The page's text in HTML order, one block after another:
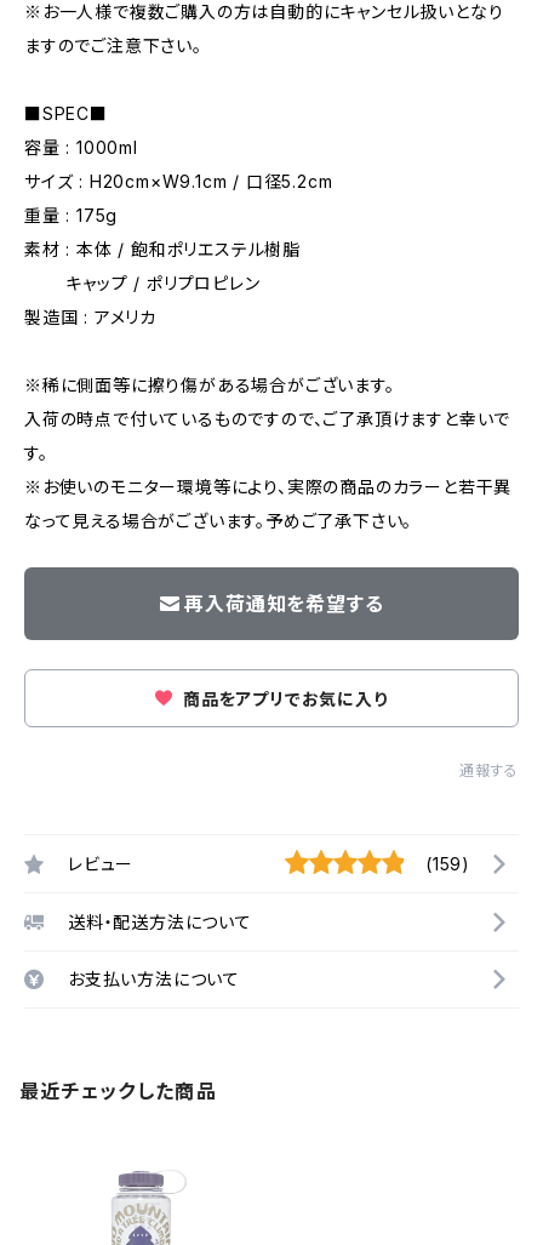
※お一人様で複数ご購入の方は自動的にキャンセル扱いとなり
ますのでご注意下さい。
■SPEC■
容量 : 1000ml
サイズ : H20cm×W9.1cm / 口径5.2cm
重量 : 175g
素材 : 本体 / 飽和ポリエステル樹脂
キャップ / ポリプロピレン
製造国 : アメリカ
※稀に側面等に擦り傷がある場合がございます。
入荷の時点で付いているものですので、ご了承頂けますと幸いで
す。
※お使いのモニター環境等により、実際の商品のカラーと若干異
なって見える場合がございます。予めご了承下さい。
再入荷通知を希望する
商品をアプリでお気に入り
通報する
レビュー (159)
送料・配送方法について
お支払い方法について
最近チェックした商品